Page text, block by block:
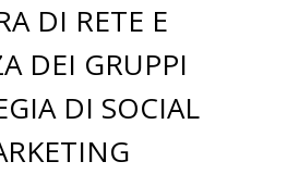
DI RETE E
DEI GRUPPI
DI SOCIAL